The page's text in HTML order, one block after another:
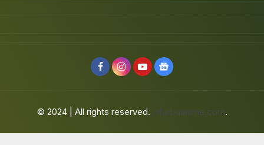
© 2024 | All rights reserved. jafarbuaisme.com.